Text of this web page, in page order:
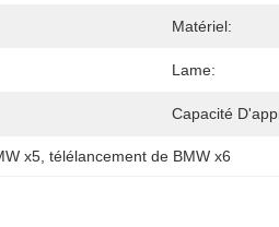
Matériel:
Lame:
Capacité
x5 , télélancement de BMW x6